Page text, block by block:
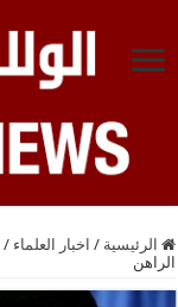
الرئيسية / اخبار العلماء /
الراهن